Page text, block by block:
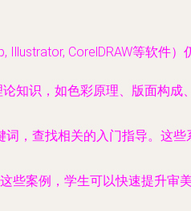
CorelDRAW等软件）
知识，如色彩原理、版面构成
，查找相关的入门指导。这些
些案例，学生可以快速提升审